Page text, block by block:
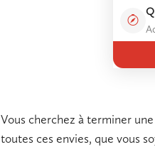
Vous cherchez à terminer
toutes ces envies, que vous